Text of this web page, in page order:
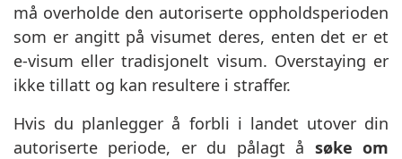
må overholde den autoriserte oppholdsperioden
som er angitt på visumet deres, enten det er et
e-visum eller tradisjonelt visum. Overstaying er
ikke tillatt og kan resultere i straffer.
Hvis du planlegger å forbli i landet utover din
autoriserte periode, er du pålagt å søke om